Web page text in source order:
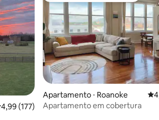
de uma avaliação média de 5, 177
4,99 (177)
Apartamento ⋅ Roanoke
Apartamento em cobertura